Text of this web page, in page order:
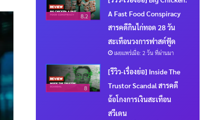
8.2
A Fast Food Conspiracy
สารคดีกินไก่ทอด 28 วัน
สะเทือนวงการฟาสต์ฟู้ด
เผยแพร่เมื่อ: 2 วัน ที่ผ่านมา
8
[รีวิว-เรื่องย่อ] Inside The
Trustor Scandal สารคดี
ฉ้อโกงการเงินสะเทือน
สวีเดน